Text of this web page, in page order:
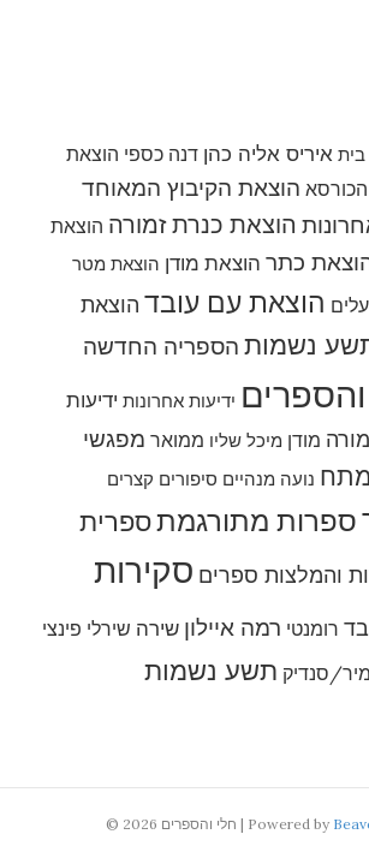
איריס אליה כהן דנה כספי הוצאת
הוצאת הקיבוץ המאוחד
הוצאת כנרת זמורה הוצאת
כתר הוצאת מודן הוצאת מטר
הוצאת עם עובד הוצאת
נשמות הספריה החדשה
ידיעות אחרונות ידיעות
מודן מיכל שליו ממואר מפגשי
מתח נועה מנהיים סיפורים קצרים
ספרות מתורגמתספרית
והמלצות ספרים סקירות
רומנטי רמה איילון שירה שירלי פינצי
סנדיק תשע נשמות
© 2026 חלי והספרים | Powered by